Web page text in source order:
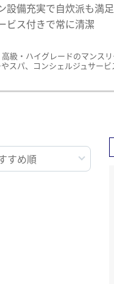
設備充実で自炊派も満足
ビス付きで常に清潔
級・ハイグレードのマンス
スパ、コンシェルジュサー